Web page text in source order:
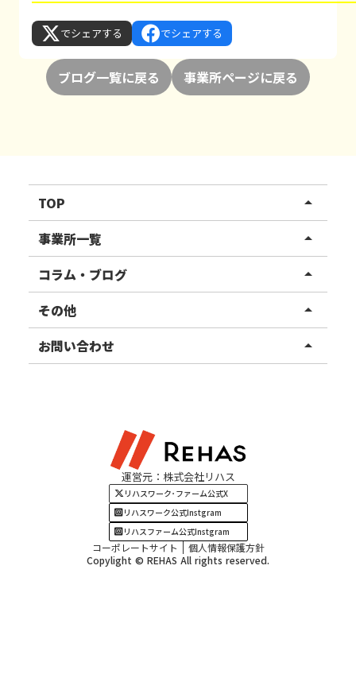
でシェアする でシェアする
ブログ一覧に戻る 事業所ページに戻る
TOP arrow_drop_up
リハスワーク
リハスファーム
事業所一覧 arrow_drop_up
関東エリア
東北エリア
甲信越エリア
四国・九州エリア
コラム・ブログ arrow_drop_up
事業所ブログ
ご利用者様の声
その他 arrow_drop_up
お知らせ
お問い合わせ arrow_drop_up
運営元：株式会社リハス
リハスワーク･ファーム公式X
リハスワーク公式Instgram
リハスファーム公式Instgram
コーポレートサイト
個人情報保護方針
Copylight © REHAS All rights reserved.